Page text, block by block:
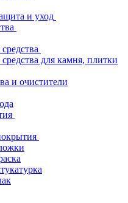
и уход
для камня, плитки
и очистители